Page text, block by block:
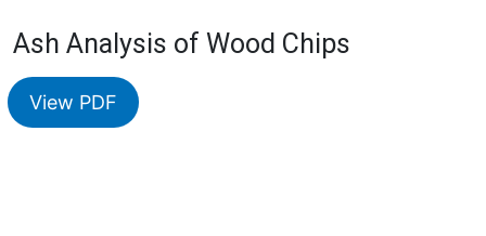
Ash Analysis of Wood Chips
View PDF